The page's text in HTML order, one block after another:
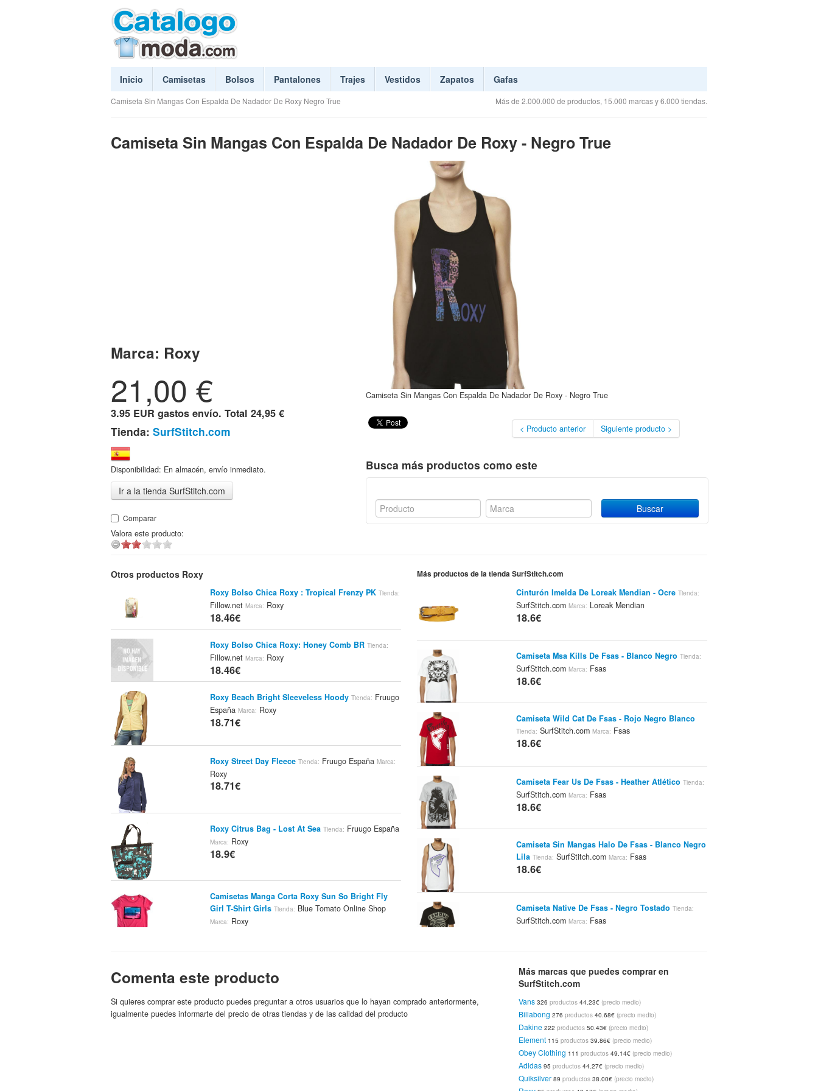
Inicio Camisetas Bolsos Pantalones Trajes Vestidos Zapatos Gafas
Camiseta Sin Mangas Con Espalda De Nadador De Roxy Negro True Más de 2.000.000 de productos, 15.000 marcas y 6.000 tiendas.
Camiseta Sin Mangas Con Espalda De Nadador De Roxy - Negro True
Marca: Roxy
21,00 €
3.95 EUR gastos envío. Total 24,95 €
Tienda: SurfStitch.com
Disponibilidad: En almacén, envío inmediato.
Ir a la tienda SurfStitch.com
Comparar
Valora este producto:
Camiseta Sin Mangas Con Espalda De Nadador De Roxy - Negro True
< Producto anterior Siguiente producto >
Busca más productos como este
Otros productos Roxy
Roxy Bolso Chica Roxy : Tropical Frenzy PK Tienda:
Fillow.netMarca: Roxy
18.46€
Roxy Bolso Chica Roxy: Honey Comb BR Tienda:
Fillow.netMarca: Roxy
18.46€
Roxy Beach Bright Sleeveless Hoody Tienda: Fruugo
EspañaMarca: Roxy
18.71€
Roxy Street Day Fleece Tienda: Fruugo EspañaMarca:
Roxy
18.71€
Roxy Citrus Bag - Lost At Sea Tienda: Fruugo España
Marca: Roxy
18.9€
Camisetas Manga Corta Roxy Sun So Bright Fly
Girl T-Shirt Girls Tienda: Blue Tomato Online Shop
Marca: Roxy
Girl T-Shirt Girls Tienda:
Marca:
18.95€
Más productos de la tienda SurfStitch.com
Cinturón Imelda De Loreak Mendian - Ocre Tienda:
SurfStitch.com Marca: Loreak Mendian
18.6€
Camiseta Msa Kills De Fsas - Blanco Negro Tienda:
SurfStitch.com Marca: Fsas
18.6€
Camiseta Wild Cat De Fsas - Rojo Negro Blanco
Tienda: SurfStitch.com Marca: Fsas
18.6€
Camiseta Fear Us De Fsas - Heather Atlético Tienda:
SurfStitch.com Marca: Fsas
18.6€
Camiseta Sin Mangas Halo De Fsas - Blanco Negro
Lila Tienda: SurfStitch.com Marca: Fsas
18.6€
Camiseta Native De Fsas - Negro Tostado Tienda:
SurfStitch.com Marca: Fsas
Camiseta Sin Mangas Fear Us De Fsas - Rojo Rojo
Tienda:SurfStitch.com
Camiseta Rough House De Fsas - Negro
SurfStitch.com Fsas
18.6€
Comenta este producto
Si quieres comprar este producto puedes preguntar a otros usuarios que lo hayan comprado anteriormente,
igualmente puedes informarte del precio de otras tiendas y de las calidad del producto
Más marcas que puedes comprar en
SurfStitch.com
Vans 326productos 44.23€ (precio medio)
Billabong 276productos 40.68€ (precio medio)
Dakine 222productos 50.43€ (precio medio)
Element 115productos 39.86€ (precio medio)
Obey Clothing 111productos 49.14€ (precio medio)
Adidas 95productos 44.27€ (precio medio)
Quiksilver 89productos 38.00€ (precio medio)